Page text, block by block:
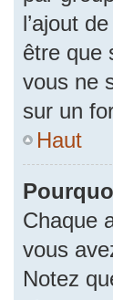
l’ajout
être que
vous ne
sur un
Haut
Chaque
vous
Notez